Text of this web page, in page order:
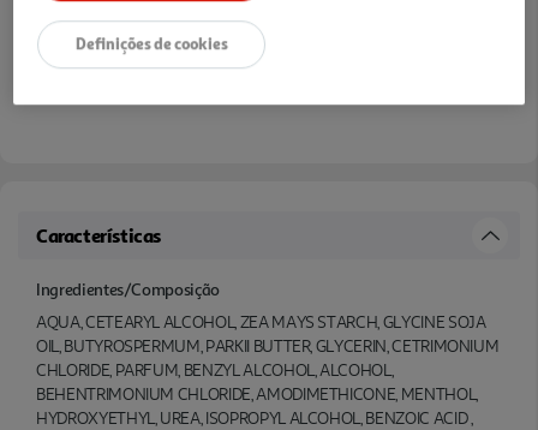
Características
Ingredientes/Composição
AQUA, CETEARYL ALCOHOL, ZEA MAYS STARCH, GLYCINE SOJA
OIL, BUTYROSPERMUM, PARKII BUTTER, GLYCERIN, CETRIMONIUM
CHLORIDE, PARFUM, BENZYL ALCOHOL, ALCOHOL,
BEHENTRIMONIUM CHLORIDE, AMODIMETHICONE, MENTHOL,
HYDROXYETHYL, UREA, ISOPROPYL ALCOHOL, BENZOIC ACID ,
Definições de cookies